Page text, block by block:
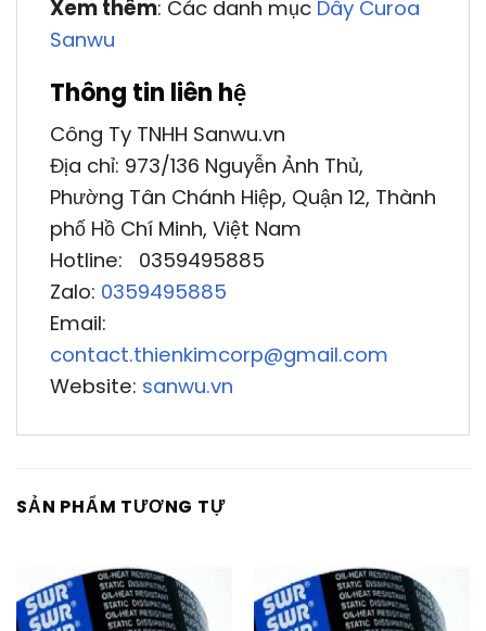
Xem thêm: Các danh mục Dây Curoa
Sanwu
Thông tin liên hệ
Công Ty TNHH Sanwu.vn
Địa chỉ: 973/136 Nguyễn Ảnh Thủ,
Phường Tân Chánh Hiệp, Quận 12, Thành
phố Hồ Chí Minh, Việt Nam
Hotline: 0359495885
Zalo: 0359495885
Email:
contact.thienkimcorp@gmail.com
Website: sanwu.vn
SẢN PHẨM TƯƠNG TỰ